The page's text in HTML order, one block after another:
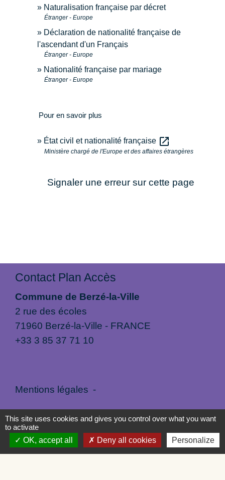
Naturalisation française par décret
Étranger - Europe
Déclaration de nationalité française de
l'ascendant d'un Français
Étranger - Europe
Nationalité française par mariage
Étranger - Europe
Pour en savoir plus
État civil et nationalité française open_in_new
Ministère chargé de l'Europe et des affaires étrangères
Signaler une erreur sur cette page
Contact Plan Accès
Commune de Berzé-la-Ville
2 rue des écoles
71960 Berzé-la-Ville - FRANCE
+33 3 85 37 71 10
Mentions légales -
Politique de confidentialité - Accessibilité -
Plan du site - Gestion des cookies
This site uses cookies and gives you control over what you want
to activate
OK, accept all
Deny all cookies Personalize